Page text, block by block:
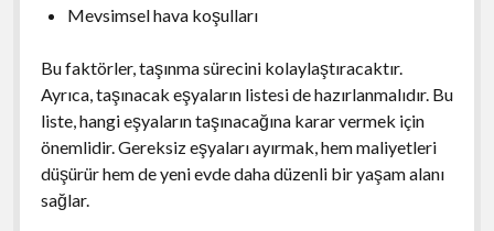
Mevsimsel hava koşulları
Bu faktörler, taşınma sürecini kolaylaştıracaktır.
Ayrıca, taşınacak eşyaların listesi de hazırlanmalıdır. Bu
liste, hangi eşyaların taşınacağına karar vermek için
önemlidir. Gereksiz eşyaları ayırmak, hem maliyetleri
düşürür hem de yeni evde daha düzenli bir yaşam alanı
sağlar.